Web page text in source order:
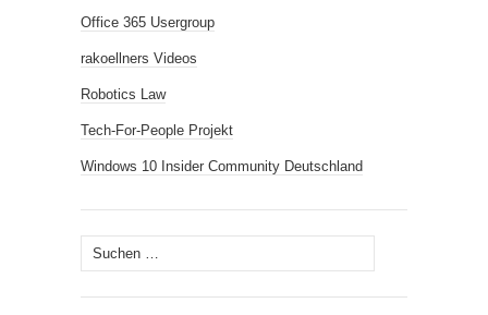
Office 365 Usergroup
rakoellners Videos
Robotics Law
Tech-For-People Projekt
Windows 10 Insider Community Deutschland
Suchen
nach: